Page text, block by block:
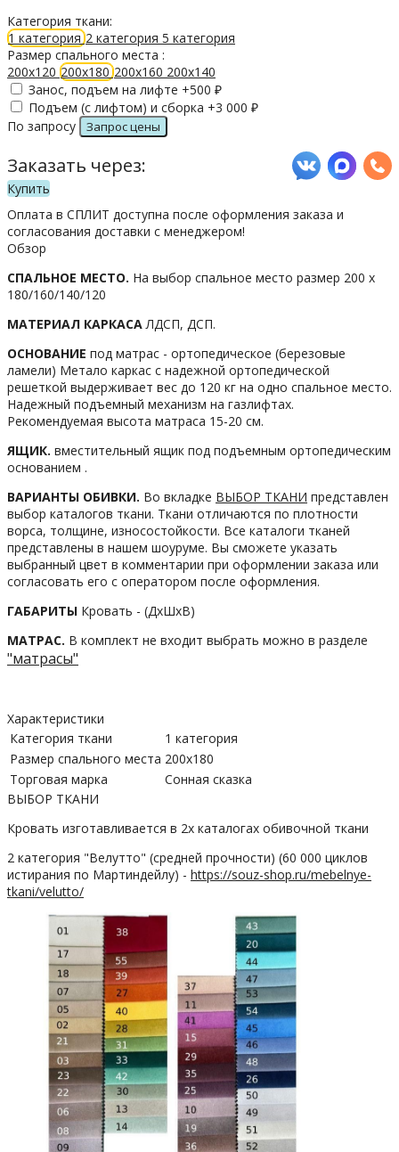
Категория ткани:
1 категория2 категория 5 категория
Размер спального места :
200х120 200х180200х160 200х140
Занос, подъем на лифте +500 ₽
Подъем (с лифтом) и сборка +3 000 ₽
По запросу
Заказать через:
Купить
Оплата в СПЛИТ доступна после оформления заказа и
согласования доставки с менеджером!
Обзор
СПАЛЬНОЕ МЕСТО. На выбор спальное место размер 200 х
180/160/140/120
МАТЕРИАЛ КАРКАСАЛДСП, ДСП.
ОСНОВАНИЕ под матрас - ортопедическое (березовые
ламели) Метало каркас с надежной ортопедической
решеткой выдерживает вес до 120 кг на одно спальное место.
Надежный подъемный механизм на газлифтах.
Рекомендуемая высота матраса 15-20 см.
ЯЩИК. вместительный ящик под подъемным ортопедическим
основанием .
ВАРИАНТЫ ОБИВКИ. Во вкладке ВЫБОР ТКАНИ представлен
выбор каталогов ткани. Ткани отличаются по плотности
ворса, толщине, износостойкости. Все каталоги тканей
представлены в нашем шоуруме. Вы сможете указать
выбранный цвет в комментарии при оформлении заказа или
согласовать его с оператором после оформления.
ГАБАРИТЫ Кровать - (ДхШхВ)
МАТРАС. В комплект не входит выбрать можно в разделе
"матрасы"
Характеристики
Категория ткани
1 категория
Размер спального места 200х180
Торговая марка
Сонная сказка
ВЫБОР ТКАНИ
Кровать изготавливается в 2х каталогах обивочной ткани
2 категория "Велутто" (средней прочности) (60 000 циклов
истирания по Мартиндейлу) - https://souz-shop.ru/mebelnye-
tkani/velutto/